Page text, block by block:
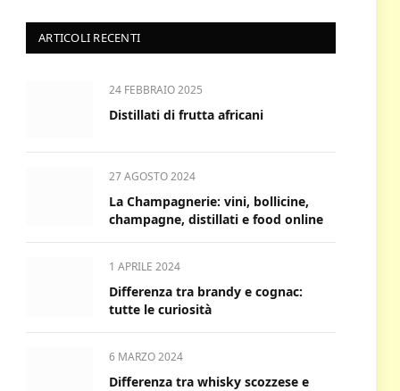
ARTICOLI RECENTI
24 FEBBRAIO 2025
Distillati di frutta africani
27 AGOSTO 2024
La Champagnerie: vini, bollicine,
champagne, distillati e food online
1 APRILE 2024
Differenza tra brandy e cognac:
tutte le curiosità
6 MARZO 2024
Differenza tra whisky scozzese e